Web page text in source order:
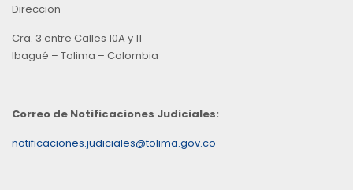
Direccion
Cra. 3 entre Calles 10A y 11
Ibagué – Tolima – Colombia
Correo de Notificaciones Judiciales:
notificaciones.judiciales@tolima.gov.co